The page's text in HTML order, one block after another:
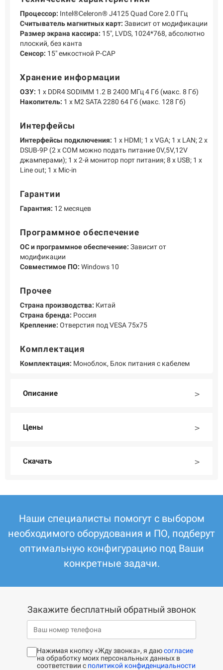
Процессор: Intel®Celeron® J4125 Quad Core 2.0 ГГц
Считыватель магнитных карт: Зависит от модификации
Размер экрана кассира: 15", LVDS, 1024*768, абсолютно
плоский, без канта
Сенсор: 15" емкостной P-CAP
Хранение информации
ОЗУ: 1 х DDR4 SODIMM 1.2 В 2400 МГц 4 Гб (макс. 8 Гб)
Накопитель: 1 x M2 SATA 2280 64 Гб (макс. 128 Гб)
Интерфейсы
Интерфейсы подключения: 1 x HDMI; 1 x VGA; 1 x LAN; 2 x
DSUB-9P (2 x COM можно подать питание 0V,5V,12V
джамперами); 1 x 2-й монитор порт питания; 8 x USB; 1 x
Line out; 1 x Mic-in
Гарантии
Гарантия: 12 месяцев
Программное обеспечение
ОС и программное обеспечение: Зависит от
модификации
Совместимое ПО: Windows 10
Прочее
Страна производства: Китай
Страна бренда: Россия
Крепление: Отверстия под VESA 75x75
Комплектация
Комплектация: Моноблок, Блок питания с кабелем
Описание
Цены
Скачать
Наши специалисты помогут с выбором
необходимого оборудования и ПО, подберут
оптимальную конфигурацию под Ваши
конкретные задачи.
Закажите бесплатный обратный звонок
Нажимая кнопку «Жду звонка», я даюсогласие
на обработку моих персональных данных в
соответствии с политикой конфиденциальности